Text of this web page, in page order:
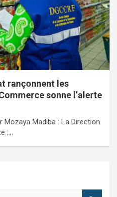
rançonnent les
sonne l’alerte
Mozaya Madiba : La Direction
:…